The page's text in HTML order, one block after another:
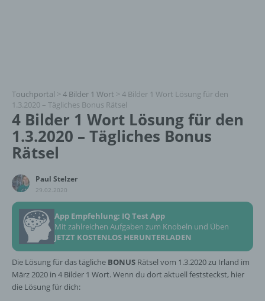
Touchportal > 4 Bilder 1 Wort > 4 Bilder 1 Wort Lösung für den
1.3.2020 – Tägliches Bonus Rätsel
4 Bilder 1 Wort Lösung für den
1.3.2020 – Tägliches Bonus
Rätsel
Paul Stelzer
29.02.2020
App Empfehlung: IQ Test App
Mit zahlreichen Aufgaben zum Knobeln und Üben
JETZT KOSTENLOS HERUNTERLADEN
Die Lösung für das tägliche BONUS Rätsel vom 1.3.2020 zu Irland im
März 2020 in 4 Bilder 1 Wort. Wenn du dort aktuell feststeckst, hier
die Lösung für dich: